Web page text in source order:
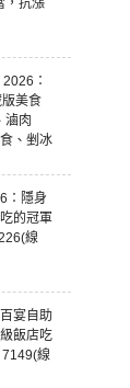
：
美食
滷肉
、剉冰
：隱身
的冠軍
線
宴自助
飯店吃
線